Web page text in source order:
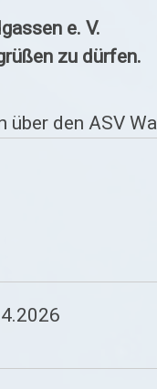
e. V.
zu dürfen.
den ASV